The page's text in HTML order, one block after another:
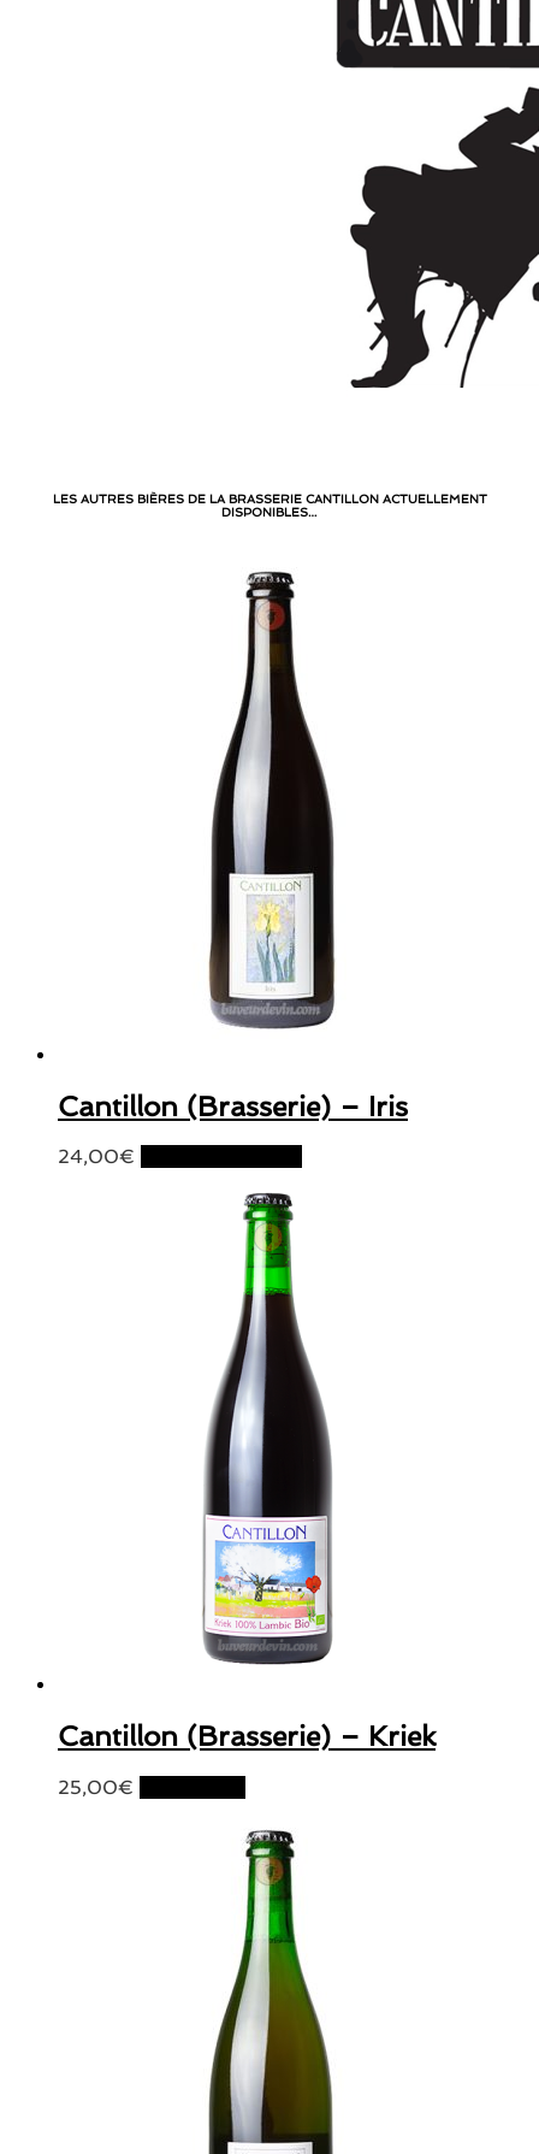
LES AUTRES BIÈRES DE LA BRASSERIE CANTILLON ACTUELLEMENT
DISPONIBLES…
Cantillon (Brasserie) – Iris
24,00€
Cantillon (Brasserie) – Kriek
25,00€